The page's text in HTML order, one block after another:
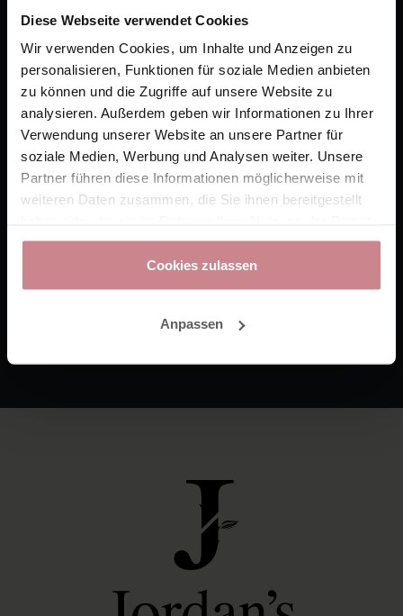
Diese Webseite verwendet Cookies
Wir verwenden Cookies, um Inhalte und Anzeigen zu
personalisieren, Funktionen für soziale Medien anbieten
zu können und die Zugriffe auf unsere Website zu
analysieren. Außerdem geben wir Informationen zu Ihrer
Verwendung unserer Website an unsere Partner für
soziale Medien, Werbung und Analysen weiter. Unsere
Partner führen diese Informationen möglicherweise mit
weiteren Daten zusammen, die Sie ihnen bereitgestellt
gesammelt haben.
Cookies zulassen
Anpassen
+49 (0) 6737 71000
info@jordans-untermuehle.de
Auszeit?
Jetzt buchen!